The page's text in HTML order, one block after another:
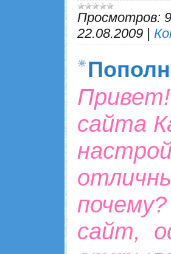
Просмотров:
22.08.2009 |
сайта
сайт,